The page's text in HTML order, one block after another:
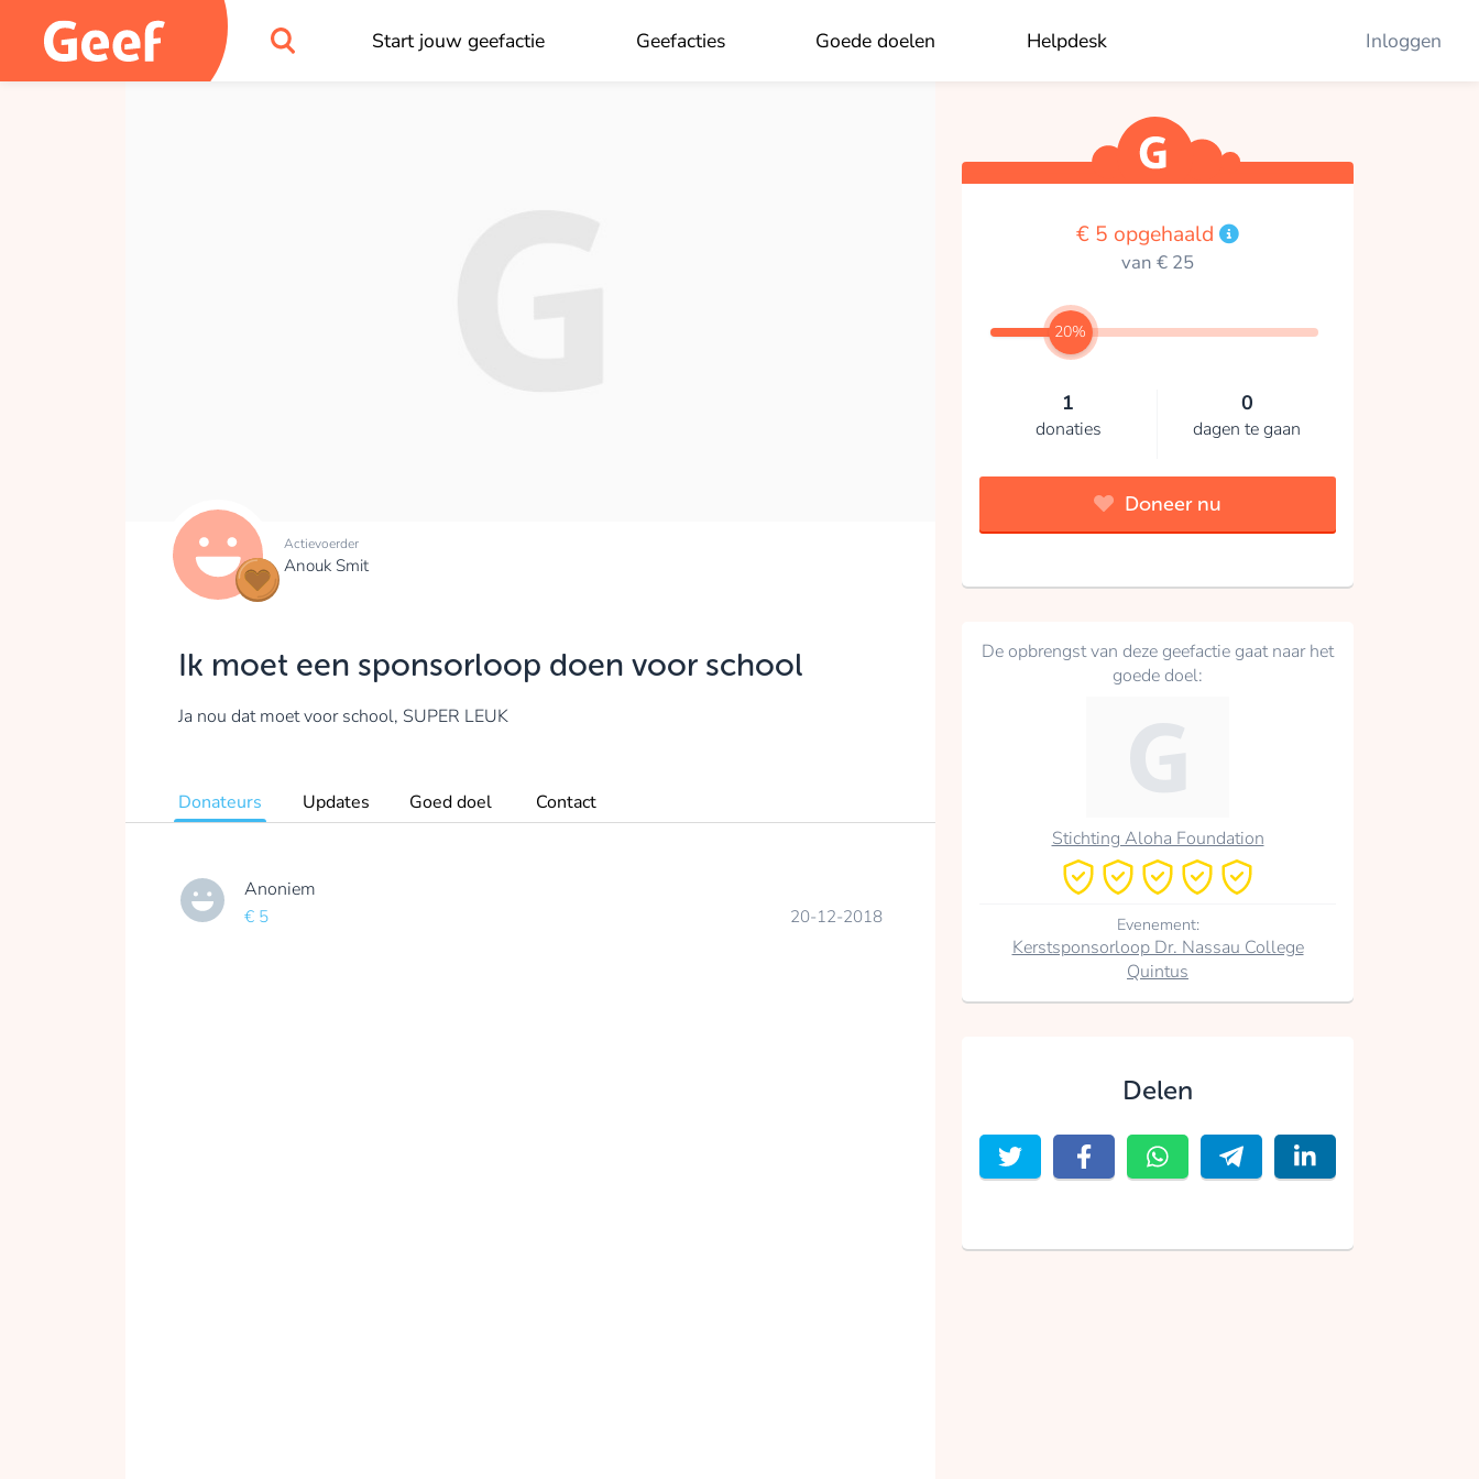
Start jouw geefactie Geefacties Goede doelen Helpdesk Inloggen
Actievoerder
Anouk Smit
Ik moet een sponsorloop doen voor school
Ja nou dat moet voor school, SUPER LEUK
Donateurs Updates Goed doel Contact
Anoniem
€ 5 20-12-2018
€ 5 opgehaald
van € 25
20%
1
donaties
0
dagen te gaan
Doneer nu
De opbrengst van deze geefactie gaat naar het
goede doel:
Stichting Aloha Foundation
Evenement:
Kerstsponsorloop Dr. Nassau College
Quintus
Delen